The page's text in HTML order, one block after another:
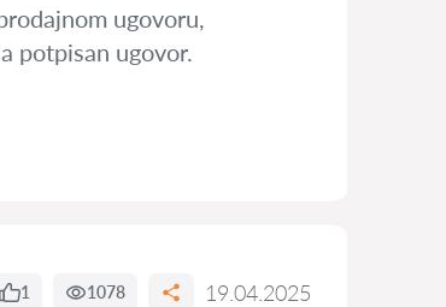
ugovoru,
potpisan ugovor.
1 1078 19.04.2025